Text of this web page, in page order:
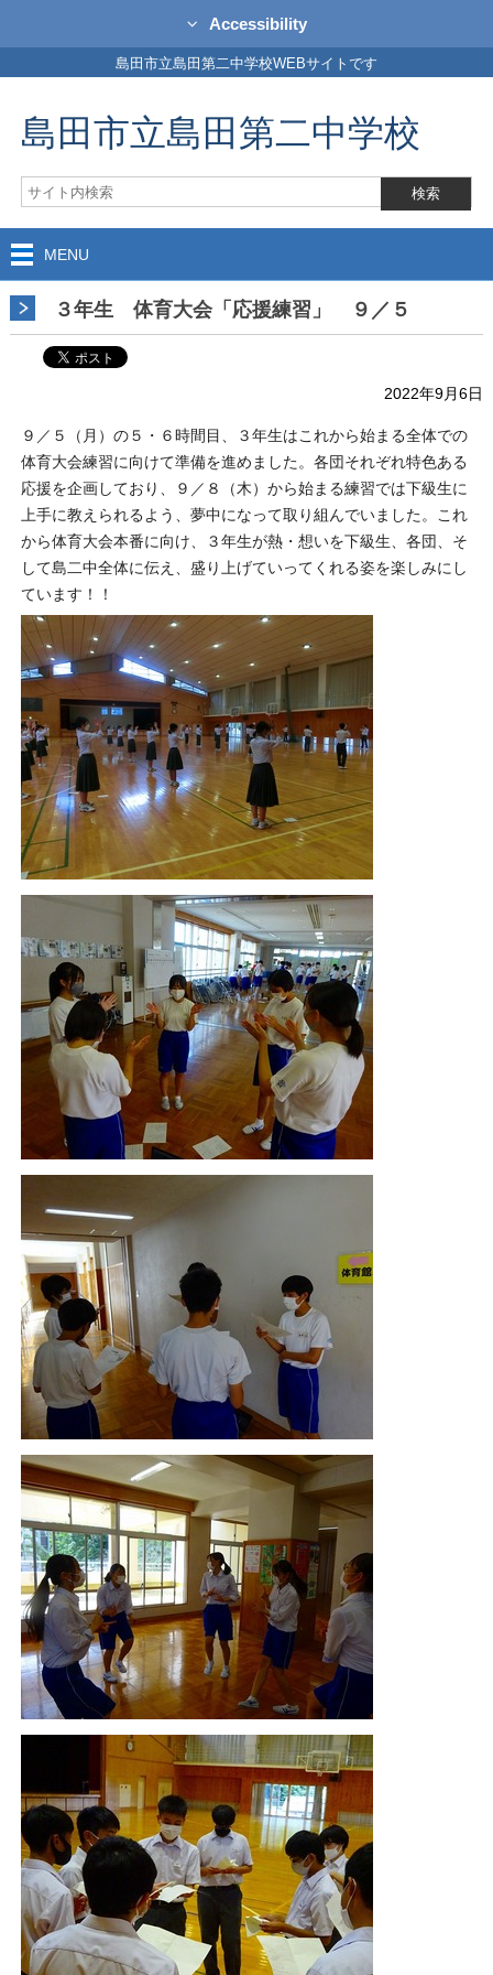
Accessibility
島田市立島田第二中学校WEBサイトです
島田市立島田第二中学校
MENU
３年生 体育大会「応援練習」 ９／５
2022年9月6日
９／５（月）の５・６時間目、３年生はこれから始まる全体での
体育大会練習に向けて準備を進めました。各団それぞれ特色ある
応援を企画しており、９／８（木）から始まる練習では下級生に
上手に教えられるよう、夢中になって取り組んでいました。これ
から体育大会本番に向け、３年生が熱・想いを下級生、各団、そ
して島二中全体に伝え、盛り上げていってくれる姿を楽しみにし
ています！！